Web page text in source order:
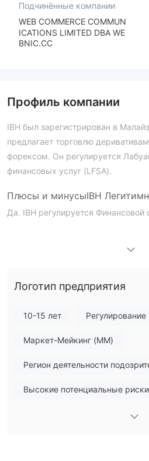
Подчинённые компании
WEB COMMERCE COMMUN
ICATIONS LIMITED DBA WE
BNIC.CC
Профиль компании
IBH был зарегистрирован в
предлагает торговлю
форексом. Он регулируется
финансовых услуг (LFSA).
Плюсы и минусыIBH
Да. IBH регулируется Финансовой
IBH принимает различные валюты
HKD, THB, SGD, CHF и INR
удержания налога.
Логотип предприятия
10-15 лет
Маркет-Мейкинг (MM)
Регион деятельности
Высокие потенциальные риски